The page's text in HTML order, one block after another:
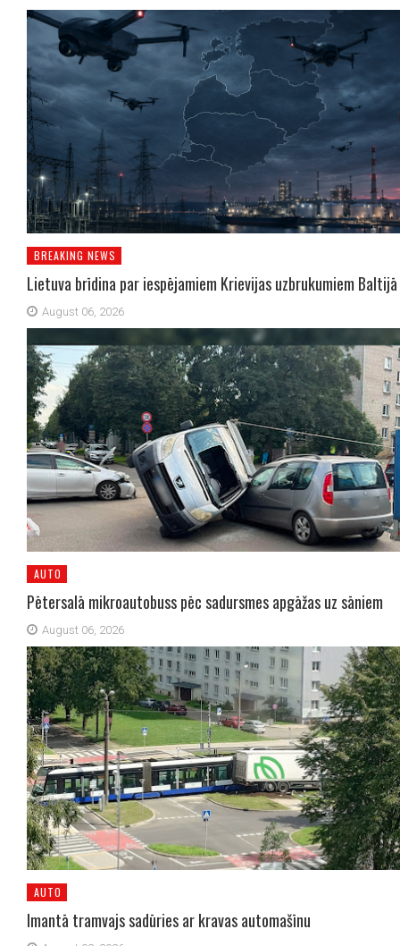
BREAKING NEWS
Lietuva brīdina par iespējamiem Krievijas uzbrukumiem Baltijā
August 06, 2026
AUTO
Pētersalā mikroautobuss pēc sadursmes apgāžas uz sāniem
August 06, 2026
AUTO
Imantā tramvajs sadūries ar kravas automašīnu